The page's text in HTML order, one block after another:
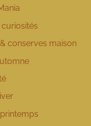
conserves maison